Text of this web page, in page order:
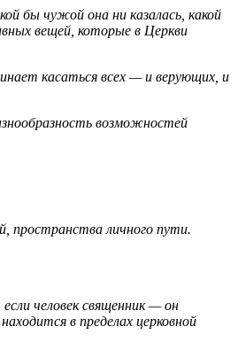
бы чужой она ни казалась, какой
вещей, которые в Церкви
касаться всех — и верующих, и
возможностей
пространства личного пути.
человек священник — он
в пределах церковной